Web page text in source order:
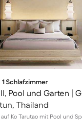
1 Schlafzimmer
Thailand
Ko Tarutao mit Pool und